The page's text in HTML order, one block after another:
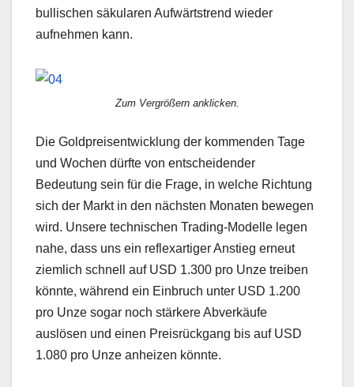
bullischen säkularen Aufwärtstrend wieder
aufnehmen kann.
Zum Vergrößern anklicken.
Die Goldpreisentwicklung der kommenden Tage
und Wochen dürfte von entscheidender
Bedeutung sein für die Frage, in welche Richtung
sich der Markt in den nächsten Monaten bewegen
wird. Unsere technischen Trading-Modelle legen
nahe, dass uns ein reflexartiger Anstieg erneut
ziemlich schnell auf USD 1.300 pro Unze treiben
könnte, während ein Einbruch unter USD 1.200
pro Unze sogar noch stärkere Abverkäufe
auslösen und einen Preisrückgang bis auf USD
1.080 pro Unze anheizen könnte.